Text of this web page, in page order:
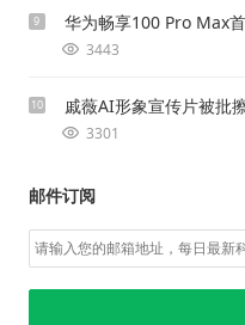
9 华为畅享100 Pro Max
3443
10 戚薇AI形象宣传片被批
3301
邮件订阅